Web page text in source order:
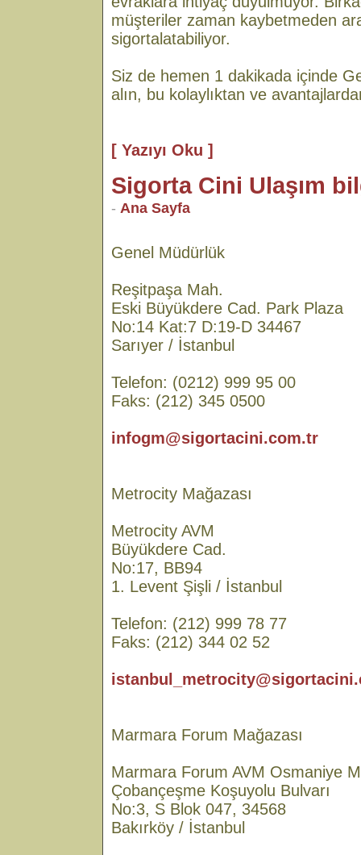
müşteriler zaman kaybetmeden
sigortalatabiliyor.
Siz de hemen 1 dakikada içinde
alın, bu kolaylıktan ve
[ Yazıyı Oku ]
Sigorta Cini Ulaşım
- Ana Sayfa
Genel Müdürlük
Reşitpaşa Mah.
Eski Büyükdere Cad. Park Plaza
No:14 Kat:7 D:19-D 34467
Sarıyer / İstanbul
Telefon: (0212) 999 95 00
Faks: (212) 345 0500
infogm@sigortacini.com.tr
Metrocity Mağazası
Metrocity AVM
Büyükdere Cad.
No:17, BB94
1. Levent Şişli / İstanbul
Telefon: (212) 999 78 77
Faks: (212) 344 02 52
Marmara Forum Mağazası
Marmara Forum AVM Osmaniye
Çobançeşme Koşuyolu Bulvarı
No:3, S Blok 047, 34568
Bakırköy / İstanbul